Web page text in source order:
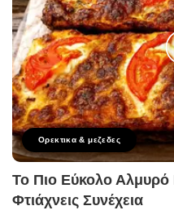
Ορεκτικα & μεζεδες
Το Πιο Εύκολο Αλμυρό
Φτιάχνεις Συνέχεια